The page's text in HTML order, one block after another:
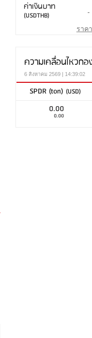
ค่าเงินบาท
(USDTHB) -
ราค
ความเคลื่อนไหวก
6 สิงหาคม 2569 | 14:39:02
SPDR (ton) (USD)
0.00
0.00